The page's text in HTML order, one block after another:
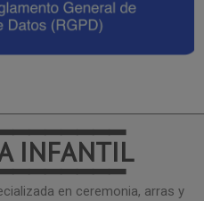
INFANTIL
en ceremonia, arras y